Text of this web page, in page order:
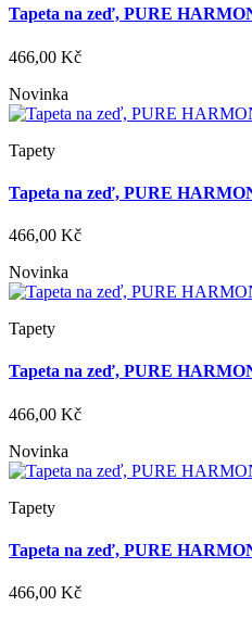
Tapeta na zeď, PURE
466,00 Kč
Novinka
Tapety
Tapeta na zeď, PURE
466,00 Kč
Novinka
Tapety
Tapeta na zeď, PURE
466,00 Kč
Novinka
Tapety
Tapeta na zeď, PURE
466,00 Kč